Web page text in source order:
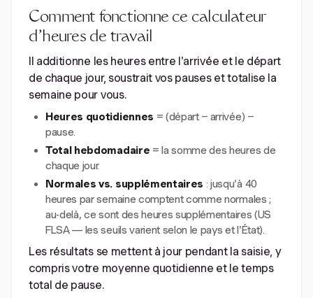
Comment fonctionne ce calculateur
d'heures de travail
Il additionne les heures entre l'arrivée et le départ
de chaque jour, soustrait vos pauses et totalise la
semaine pour vous.
Heures quotidiennes = (départ − arrivée) −
pause.
Total hebdomadaire = la somme des heures de
chaque jour.
Normales vs. supplémentaires : jusqu'à 40
heures par semaine comptent comme normales ;
au-delà, ce sont des heures supplémentaires (US
FLSA — les seuils varient selon le pays et l'État).
Les résultats se mettent à jour pendant la saisie, y
compris votre moyenne quotidienne et le temps
total de pause.